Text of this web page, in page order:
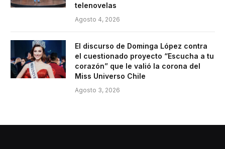
telenovelas
Agosto 4, 2026
El discurso de Dominga López contra
el cuestionado proyecto “Escucha a tu
corazón” que le valió la corona del
Miss Universo Chile
Agosto 3, 2026